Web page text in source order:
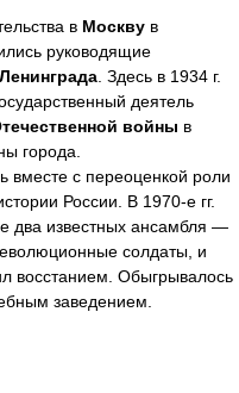
в Москву в
руководящие
Ленинграда . Здесь в 1934 г.
деятель
войны в
города.
с переоценкой роли
России. В 1970-е гг.
два известных ансамбля —
солдаты, и
восстанием. Обыгрывалось
заведением.